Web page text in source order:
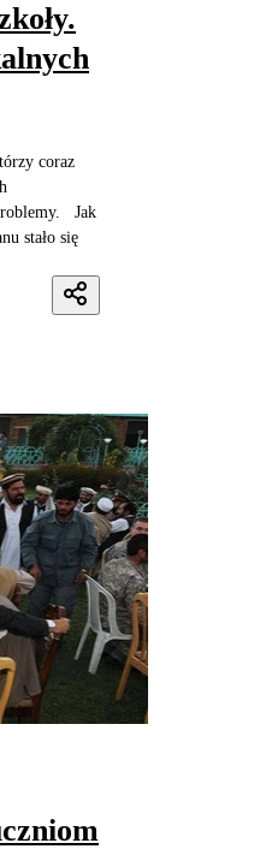
coraz
Jak
stało się